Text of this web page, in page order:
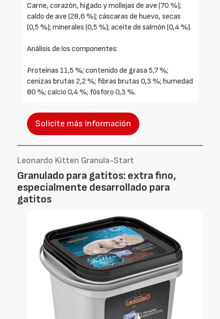
Carne, corazón, hígado y mollejas de ave (70 %);
caldo de ave (28,6 %); cáscaras de huevo, secas
(0,5 %); minerales (0,5 %); aceite de salmón (0,4 %).
Análisis de los componentes:
Proteínas 11,5 %; contenido de grasa 5,7 %;
cenizas brutas 2,2 %; fibras brutas 0,3 %; humedad
80 %; calcio 0,4 %; fósforo 0,3 %.
Solicite más información
Leonardo Kitten Granula-Start
Granulado para gatitos: extra fino,
especialmente desarrollado para
gatitos